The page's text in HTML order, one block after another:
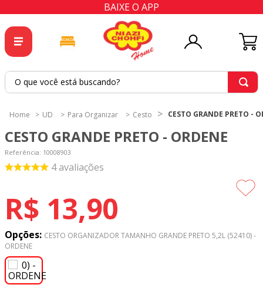
BAIXE O APP
O que você está buscando?
UD Para Organizar Cesto CESTO GRANDE PRETO -
CESTO GRANDE PRETO - ORDENE
Referência: 10008903
4avaliações
R$ 13,90
Opções: CESTO ORGANIZADOR TAMANHO GRANDE PRETO 5,2L (52410) -
ORDENE
2º
tapete
3º
cortina
5º
tapetes
7º
8 º
tricoline digital
9º
tecido oxford